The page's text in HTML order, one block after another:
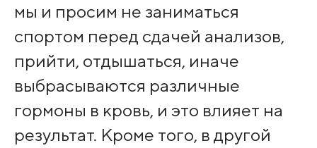
мы и просим не заниматься
спортом перед сдачей анализов,
прийти, отдышаться, иначе
выбрасываются различные
гормоны в кровь, и это влияет на
результат. Кроме того, в другой